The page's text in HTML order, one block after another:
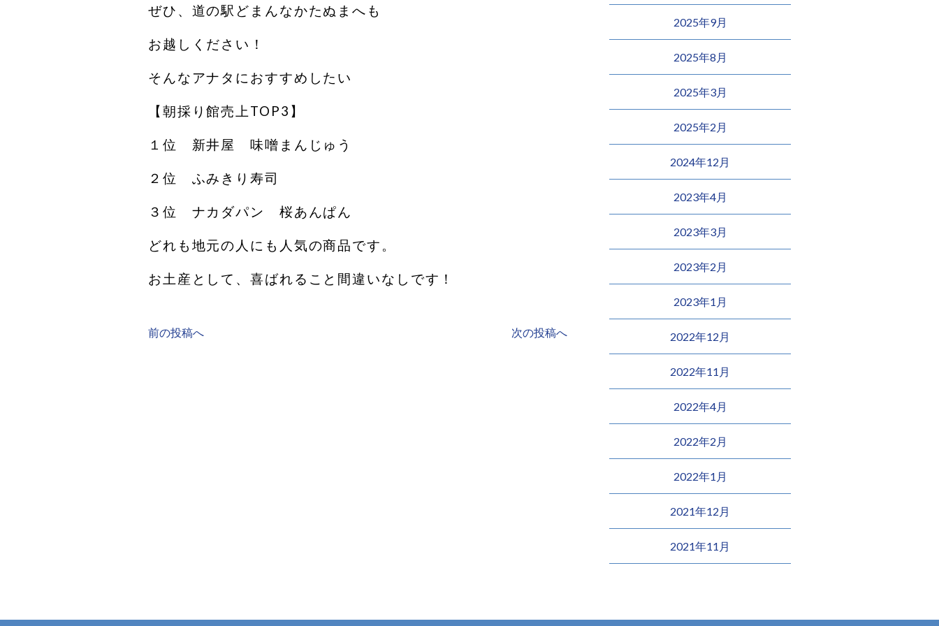
ぜひ、道の駅どまんなかたぬまへも
お越しください！
そんなアナタにおすすめしたい
【朝採り館売上TOP3】
１位 新井屋 味噌まんじゅう
２位 ふみきり寿司
３位 ナカダパン 桜あんぱん
どれも地元の人にも人気の商品です。
お土産として、喜ばれること間違いなしです！
前の投稿へ 次の投稿へ
2025年9月
2025年8月
2025年3月
2025年2月
2024年12月
2023年4月
2023年3月
2023年2月
2023年1月
2022年12月
2022年11月
2022年4月
2022年2月
2022年1月
2021年12月
2021年11月